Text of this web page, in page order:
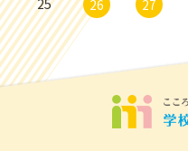
26 27